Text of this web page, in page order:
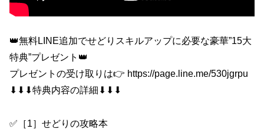
👑無料LINE追加でせどりスキルアップに必要な豪華”15大
特典”プレゼント👑
プレゼントの受け取りは👉 https://page.line.me/530jgrpu
⬇︎⬇︎⬇︎特典内容の詳細⬇︎⬇︎⬇︎
✅［1］せどりの攻略本